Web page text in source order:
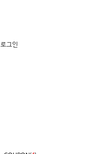
로그인